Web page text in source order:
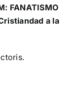
FANATISMO
a la